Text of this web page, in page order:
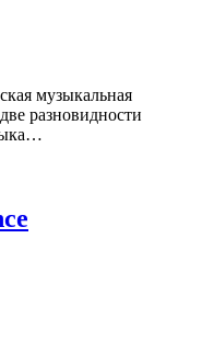
музыкальная
разновидности